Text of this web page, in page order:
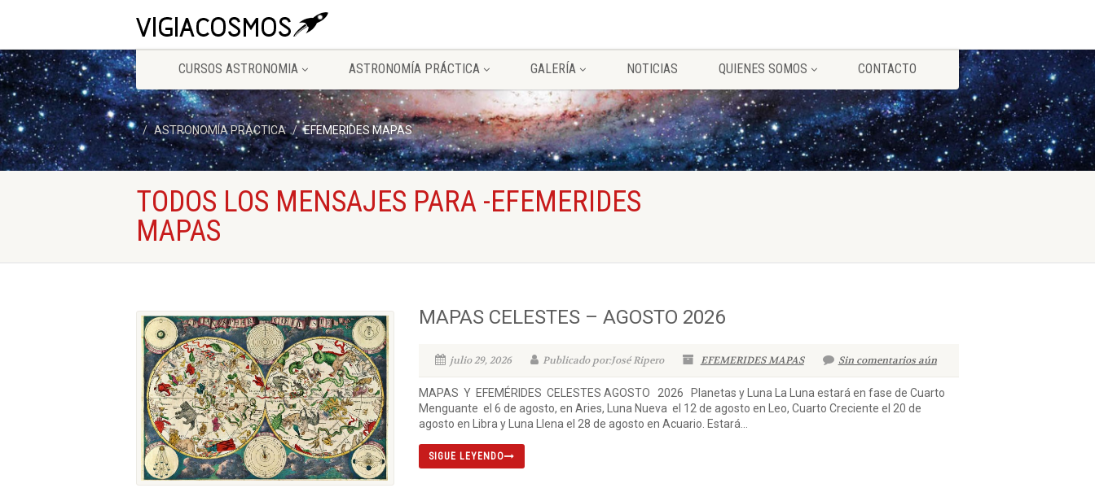
CURSOS ASTRONOMIA ASTRONOMÍA PRÁCTICA GALERÍA NOTICIAS QUIENES SOMOS CONTACTO
ASTRONOMÍA PRÁCTICA EFEMERIDES MAPAS
TODOS LOS MENSAJES PARA -EFEMERIDES
MAPAS
MAPAS CELESTES – AGOSTO 2026
julio 29, 2026 Publicado por:José Ripero EFEMERIDES MAPAS Sin comentarios aún
MAPAS Y EFEMÉRIDES CELESTES AGOSTO 2026 Planetas y Luna La Luna estará en fase de Cuarto
Menguante el 6 de agosto, en Aries, Luna Nueva el 12 de agosto en Leo, Cuarto Creciente el 20 de
agosto en Libra y Luna Llena el 28 de agosto en Acuario. Estará...
SIGUE LEYENDO